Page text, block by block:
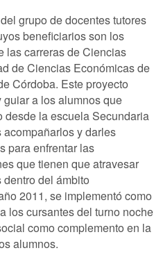
grupo de docentes tutores
beneficiarios son los
las carreras de Ciencias
de Ciencias Económicas de
Córdoba. Este proyecto
a los alumnos que
desde la escuela Secundaria
y darles
para enfrentar las
que tienen que atravesar
del ámbito
2011, se implementó como
los cursantes del turno noche
como complemento en la
alumnos.